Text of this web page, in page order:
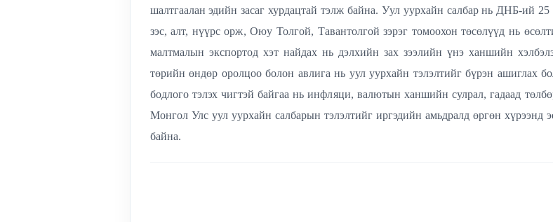
шалтгаалан эдийн засаг хурдацтай тэлж байна. Уул уурхайн салбар нь ДНБ-ий
зэс, алт, нүүрс орж, Оюу Толгой, Тавантолгой зэрэг томоохон төсөлүүд нь
малтмалын экспортод хэт найдах нь дэлхийн зах зээлийн үнэ ханшийн
төрийн өндөр оролцоо болон авлига нь уул уурхайн тэлэлтийг бүрэн ашиглах
бодлого тэлэх чигтэй байгаа нь инфляци, валютын ханшийн сулрал, гадаад
Монгол Улс уул уурхайн салбарын тэлэлтийг иргэдийн амьдралд өргөн хүрээнд
байна.